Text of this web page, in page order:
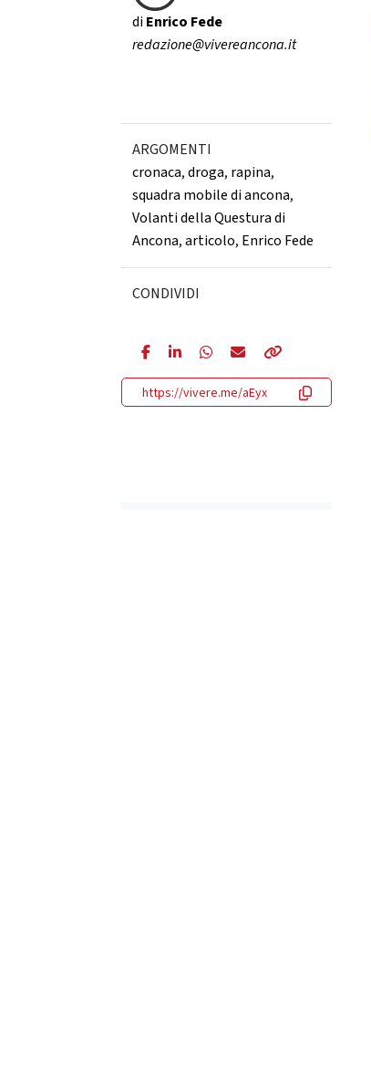
diEnrico Fede
redazione@vivereancona.it
ARGOMENTI
cronaca,droga, rapina,
squadra mobile di ancona,
Volanti della Questura di
Ancona,articolo, Enrico Fede
CONDIVIDI
https://vivere.me/aEyx